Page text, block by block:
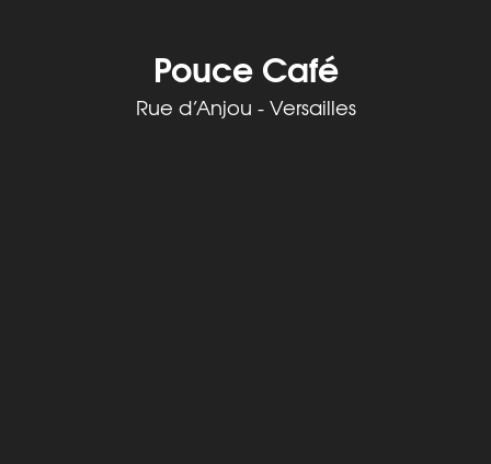
Pouce Café
Rue d’Anjou - Versailles